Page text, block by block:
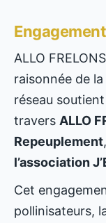
ALLO
raisonnée de
réseau
travers ALLO
Repeuplement
l’association
Cet
pollinisateurs,